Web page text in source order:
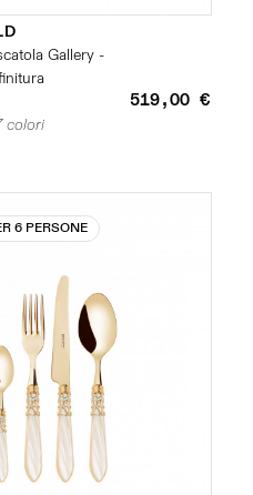
Gallery -
519,00 €
colori
6 PERSONE